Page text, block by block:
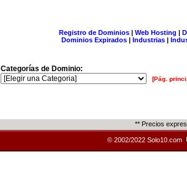
Registro de Dominios| Web Hosting |
Dominios Expirados | Industrias |
Categorías de Dominio:
[Pág.
** Precios
© 2002/2022 Solo10.com